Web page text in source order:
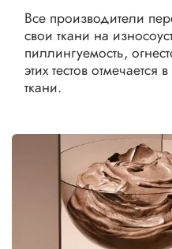
Все производители
свои ткани на
пиллингуемость,
этих тестов отмечается
ткани.